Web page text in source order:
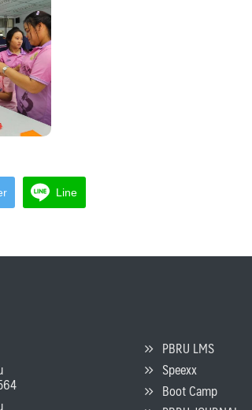
Line
PBRU LMS
Speexx
Boot Camp